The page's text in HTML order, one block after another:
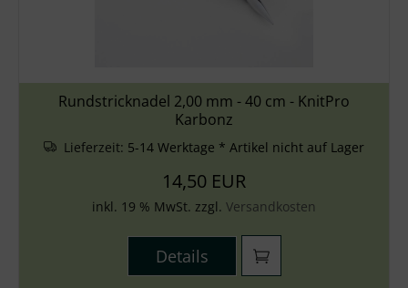
Rundstricknadel 2,00 mm - 40 cm - KnitPro
Karbonz
Lieferzeit: 5-14 Werktage * Artikel nicht auf Lager
14,50 EUR
inkl. 19 % MwSt. zzgl. Versandkosten
Details